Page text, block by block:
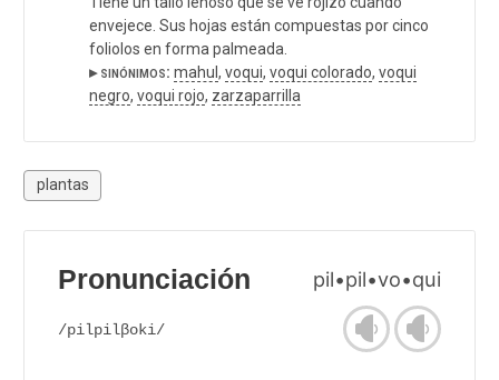
envejece. Sus hojas están compuestas por cinco
foliolos en forma palmeada.
▸ sinónimos: mahul , voqui, voqui colorado, voqui
negro, voqui rojo, zarzaparrilla
plantas
Pronunciación pil•pil•vo•qui
/pilpilβoki/